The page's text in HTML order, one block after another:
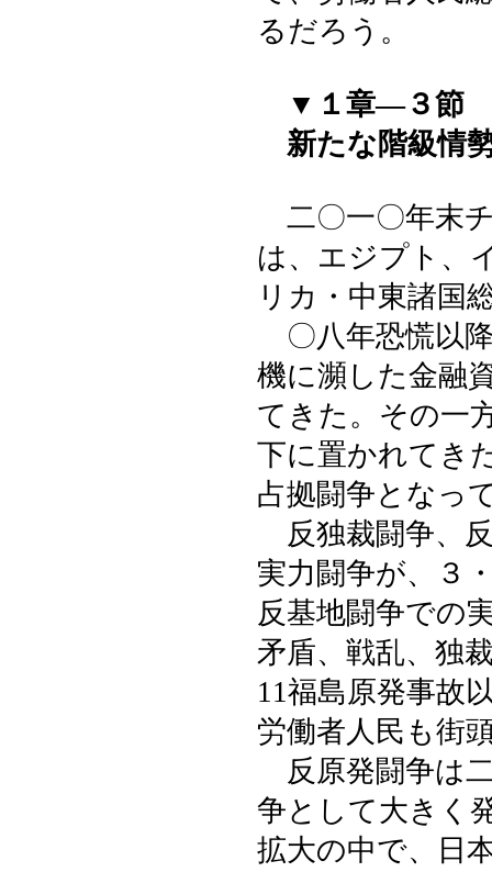
るだろう。
▼１章―３節
新たな階級情
二〇一〇年末
は、エジプト、
リカ・中東諸国
〇八年恐慌以
機に瀕した金融
てきた。その一
下に置かれてき
占拠闘争となっ
反独裁闘争、
実力闘争が、３
反基地闘争での
矛盾、戦乱、独
11福島原発事故
労働者人民も街
反原発闘争は
争として大きく
拡大の中で、日